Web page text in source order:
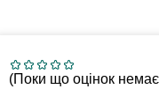
(Поки що оцінок